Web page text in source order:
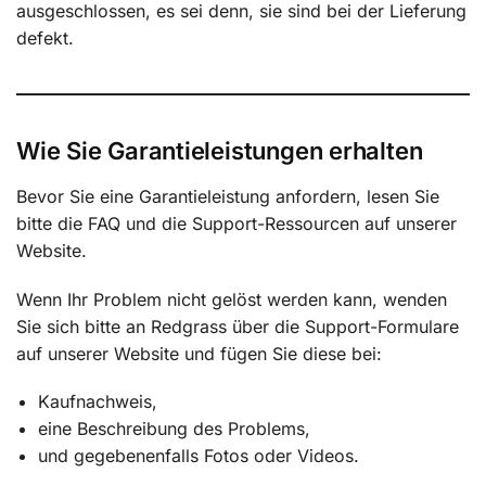
ausgeschlossen, es sei denn, sie sind bei der Lieferung
defekt.
Wie Sie Garantieleistungen erhalten
Bevor Sie eine Garantieleistung anfordern, lesen Sie
bitte die FAQ und die Support-Ressourcen auf unserer
Website.
Wenn Ihr Problem nicht gelöst werden kann, wenden
Sie sich bitte an Redgrass über die Support-Formulare
auf unserer Website und fügen Sie diese bei:
Kaufnachweis,
eine Beschreibung des Problems,
und gegebenenfalls Fotos oder Videos.